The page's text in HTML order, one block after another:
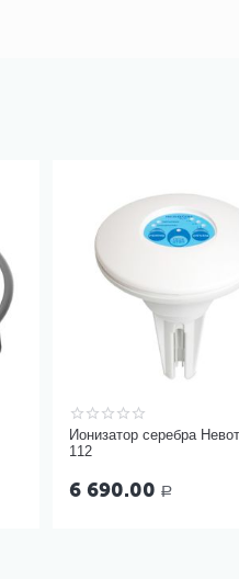
Ионизатор серебра
112
6 690.00 Р